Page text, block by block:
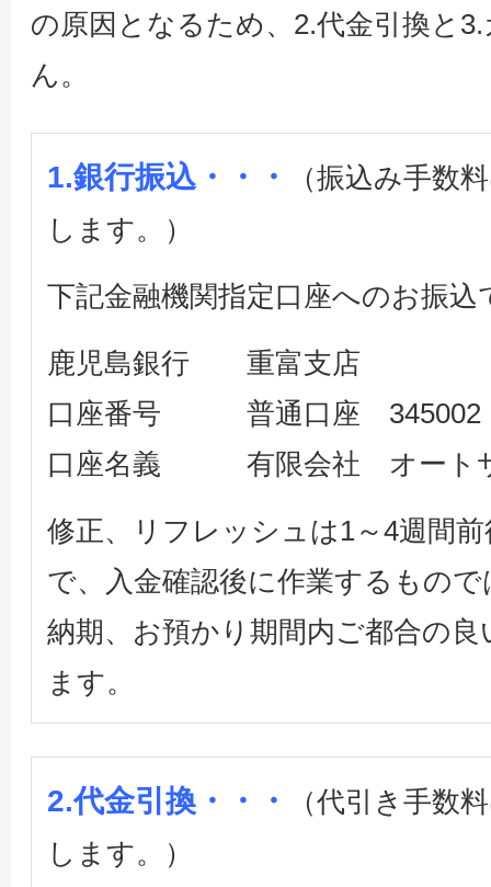
の原因となるため、2.代金引換と
ん。
1.銀行振込・・・
（振込み手数
します。）
下記金融機関指定口座へのお振
鹿児島銀行 重富支店
口座番号 普通口座 345002
口座名義 有限会社 オート
修正、リフレッシュは1～4週間
で、入金確認後に作業するもの
納期、お預かり期間内ご都合の
ます。
2.代金引換・・・
（代引き手数
します。）